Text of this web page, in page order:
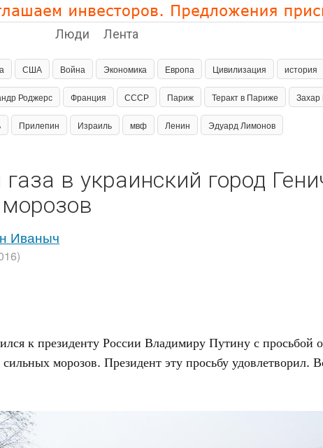
Люди Лента
США Война Экономика Европа Цивилизация история
Роджерс Франция СССР Париж Теракт в Париже
Прилепин Израиль мвф Ленин Эдуард Лимонов
в украинский город
Иваныч
к президенту России Владимиру Путину с просьбой
сильных морозов. Президент эту просьбу